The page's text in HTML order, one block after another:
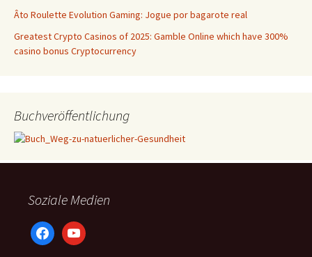
Âto Roulette Evolution Gaming: Jogue por bagarote real
Greatest Crypto Casinos of 2025: Gamble Online which have 300%
casino bonus Cryptocurrency
Buchveröffentlichung
Soziale Medien
facebookyoutube